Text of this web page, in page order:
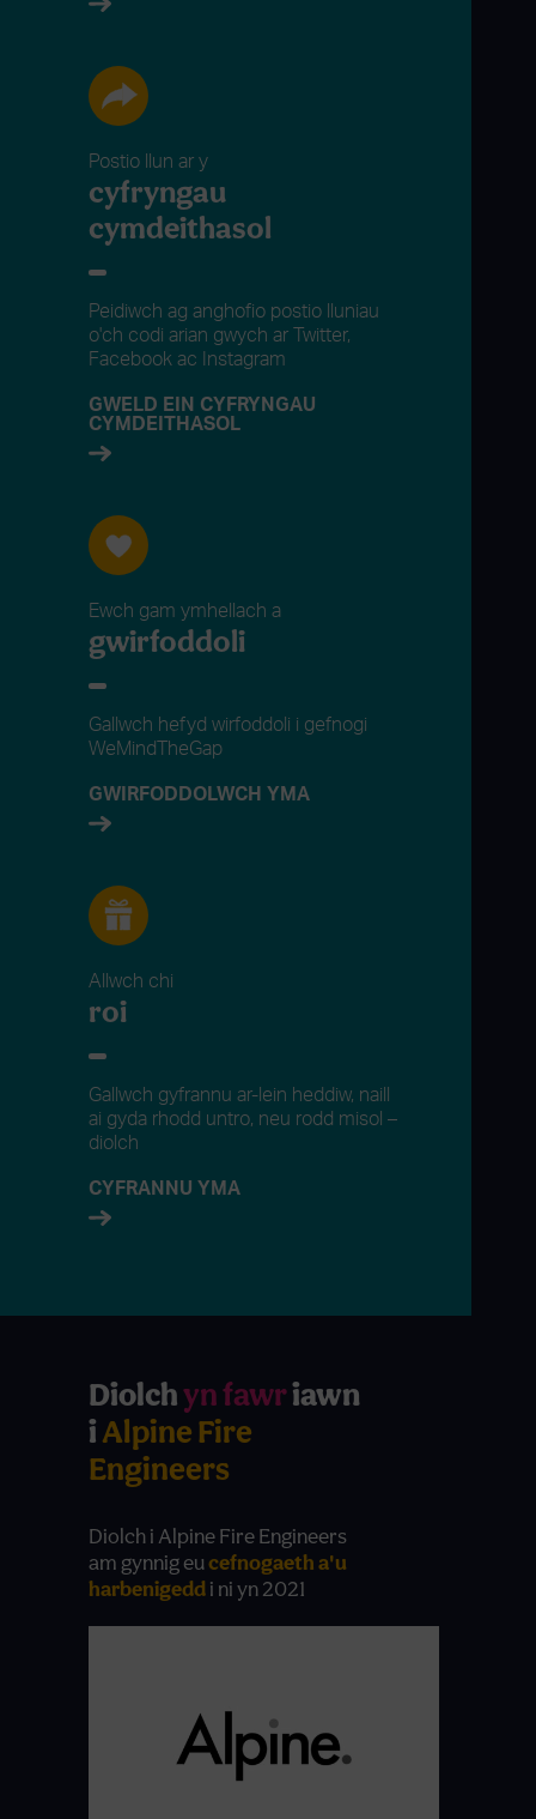
Postio llun ar y
cyfryngau
cymdeithasol
Peidiwch ag anghofio postio lluniau
o'ch codi arian gwych ar Twitter,
Facebook ac Instagram
GWELD EIN CYFRYNGAU
CYMDEITHASOL
Ewch gam ymhellach a
gwirfoddoli
Gallwch hefyd wirfoddoli i gefnogi
WeMindTheGap
GWIRFODDOLWCH YMA
Allwch chi
roi
Gallwch gyfrannu ar-lein heddiw, naill
ai gyda rhodd untro, neu rodd misol –
diolch
CYFRANNU YMA
Diolchyn fawriawn
iAlpine Fire
Engineers
Diolch i Alpine Fire Engineers
am gynnig eucefnogaeth a'u
harbenigeddi ni yn 2021